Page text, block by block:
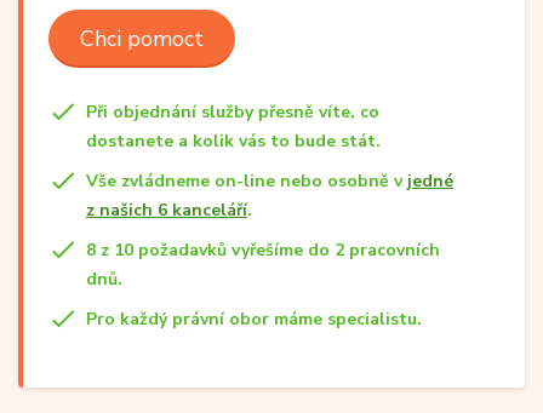
Chci pomoct
Při objednání služby přesně víte, co
dostanete a kolik vás to bude stát.
Vše zvládneme on-line nebo osobně v jedné
z našich 6 kanceláří.
8 z 10 požadavků vyřešíme do 2 pracovních
dnů.
Pro každý právní obor máme specialistu.